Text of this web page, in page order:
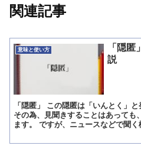
関連記事
意味と使い方
「隠
説
「隠匿」 この隠匿は「いんとく」
その為、見聞きすることはあっても
ます。 ですが、ニュースなどで聞